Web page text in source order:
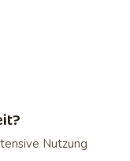
Nutzung